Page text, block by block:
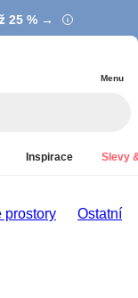
25 % →
Menu
Inspirace Slevy
prostory Ostatní